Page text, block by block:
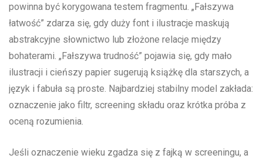
powinna być korygowana testem fragmentu. „Fałszywa
łatwość” zdarza się, gdy duży font i ilustracje maskują
abstrakcyjne słownictwo lub złożone relacje między
bohaterami. „Fałszywa trudność” pojawia się, gdy mało
ilustracji i cieńszy papier sugerują książkę dla starszych, a
język i fabuła są proste. Najbardziej stabilny model zakłada:
oznaczenie jako filtr, screening składu oraz krótka próba z
oceną rozumienia.
Jeśli oznaczenie wieku zgadza się z fajką w screeningu, a